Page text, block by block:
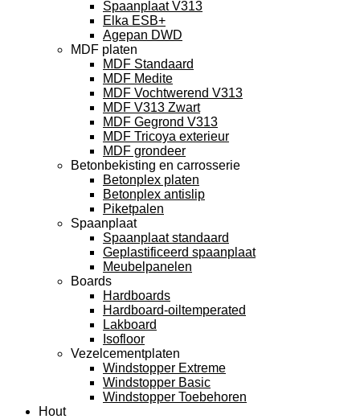
Spaanplaat V313
Elka ESB+
Agepan DWD
MDF platen
MDF Standaard
MDF Medite
MDF Vochtwerend V313
MDF V313 Zwart
MDF Gegrond V313
MDF Tricoya exterieur
MDF grondeer
Betonbekisting en carrosserie
Betonplex platen
Betonplex antislip
Piketpalen
Spaanplaat
Spaanplaat standaard
Geplastificeerd spaanplaat
Meubelpanelen
Boards
Hardboards
Hardboard-oiltemperated
Lakboard
Isofloor
Vezelcementplaten
Windstopper Extreme
Windstopper Basic
Windstopper Toebehoren
Hout